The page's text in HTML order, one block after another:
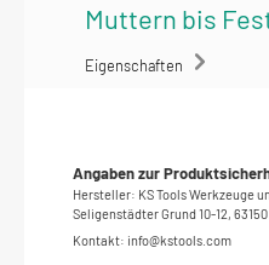
Muttern bis
Eigenschaften
Angaben zur
Hersteller: KS Tools Werkzeuge
Seligenstädter Grund 10-12,
Kontakt: info@kstools.com